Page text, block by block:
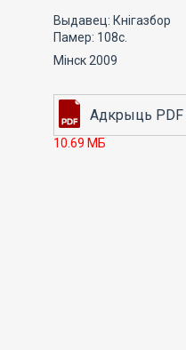
Выдавец: Кнігазбор
Памер: 108с.
Мінск 2009
10.69 МБ